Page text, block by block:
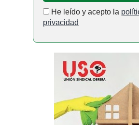
He leído y acepto la
privacidad